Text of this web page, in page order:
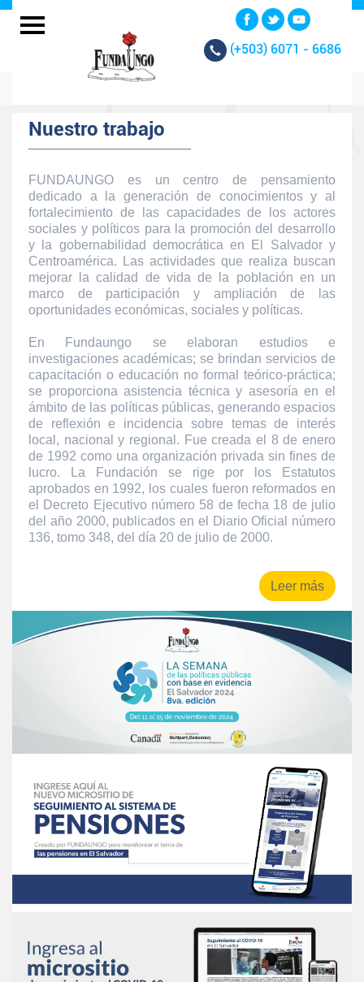
(+503) 6071 - 6686
Nuestro trabajo
FUNDAUNGO es un centro de pensamiento
dedicado a la generación de conocimientos y al
fortalecimiento de las capacidades de los actores
sociales y políticos para la promoción del desarrollo
y la gobernabilidad democrática en El Salvador y
Centroamérica. Las actividades que realiza buscan
mejorar la calidad de vida de la población en un
marco de participación y ampliación de las
oportunidades económicas, sociales y políticas.
En Fundaungo se elaboran estudios e
investigaciones académicas; se brindan servicios de
capacitación o educación no formal teórico-práctica;
se proporciona asistencia técnica y asesoría en el
ámbito de las políticas públicas, generando espacios
de reflexión e incidencia sobre temas de interés
local, nacional y regional. Fue creada el 8 de enero
de 1992 como una organización privada sin fines de
lucro. La Fundación se rige por los Estatutos
aprobados en 1992, los cuales fueron reformados en
el Decreto Ejecutivo número 58 de fecha 18 de julio
del año 2000, publicados en el Diario Oficial número
136, tomo 348, del día 20 de julio de 2000.
Leer más